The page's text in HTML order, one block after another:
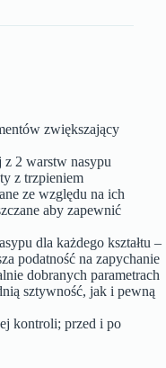
zwiększający
z 2 warstw nasypu
z trzpieniem
ze względu na ich
aby zapewnić
dla każdego kształtu –
podatność na zapychanie
dobranych parametrach
sztywność, jak i pewną
kontroli; przed i po